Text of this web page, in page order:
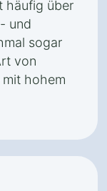
häufig über
und
sogar
von
hohem